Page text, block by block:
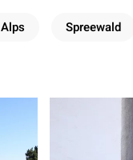
Alps Spreewald